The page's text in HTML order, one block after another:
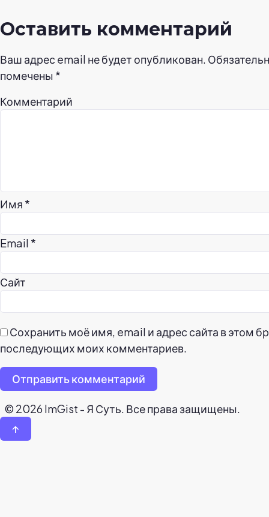
Оставить комментарий
Ваш адрес email не будет опубликован.
помечены *
Комментарий
Имя *
Email *
Сайт
Сохранить моё имя, email и адрес сайта в этом
последующих моих комментариев.
Отправить комментарий
© 2026 ImGist - Я Суть. Все права защищены.
↑